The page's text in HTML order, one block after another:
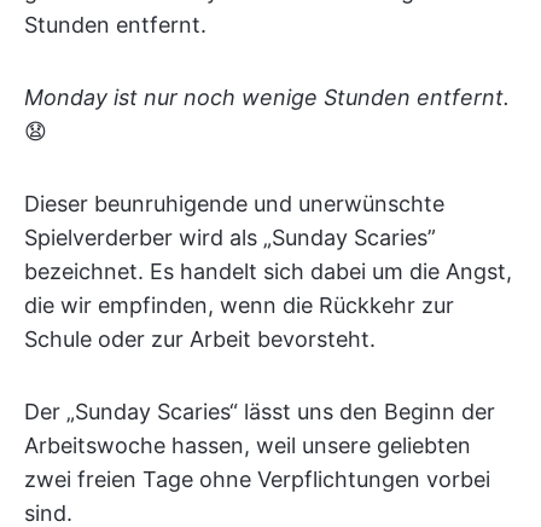
Stunden entfernt.
Monday ist nur noch wenige Stunden entfernt.
😧
Dieser beunruhigende und unerwünschte
Spielverderber wird als „Sunday Scaries”
bezeichnet. Es handelt sich dabei um die Angst,
die wir empfinden, wenn die Rückkehr zur
Schule oder zur Arbeit bevorsteht.
Der „Sunday Scaries“ lässt uns den Beginn der
Arbeitswoche hassen, weil unsere geliebten
zwei freien Tage ohne Verpflichtungen vorbei
sind.